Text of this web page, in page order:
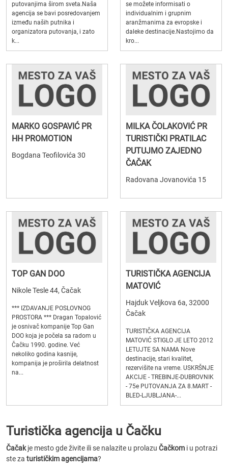
putovanjima širom sveta.Naša
agencija se bavi posredovanjem
između naših putnika i
organizatora putovanja, i zato
k...
se možete informisati o
individualnim i grupnim
aranžmanima za evropske i
daleke destinacije.Nastojimo da
kro...
MARKO GOSPAVIĆ PR
HH PROMOTION
Bogdana Teofilovića 30
MILKA ČOLAKOVIĆ PR
TURISTIČKI PRATILAC
PUTUJMO ZAJEDNO
ČAČAK
Radovana Jovanovića 15
TOP GAN DOO
Nikole Tesle 44, Čačak
*** IZDAVANJE POSLOVNOG
PROSTORA *** Dragan Topalović
je osnivač kompanije Top Gan
DOO koja je počela sa radom u
Čačku 1990. godine. Već
nekoliko godina kasnije,
kompanija je proširila delatnost
na...
TURISTIČKA AGENCIJA
MATOVIĆ
Hajduk Veljkova 6a, 32000
Čačak
TURISTIČKA AGENCIJA
MATOVIĆ STIGLO JE LETO 2012
LETUJTE SA NAMA Nove
destinacije, stari kvalitet,
rezervišite na vreme. USKRŠNJE
AKCIJE - TREBINJE-DUBROVNIK
- 75e PUTOVANJA ZA 8.MART -
BLED-LJUBLJANA-...
Turistička agencija u Čačku
Čačakje mesto gde živite ili se nalazite u prolazu Čačkom i u potrazi
ste za turističkim agencijama?